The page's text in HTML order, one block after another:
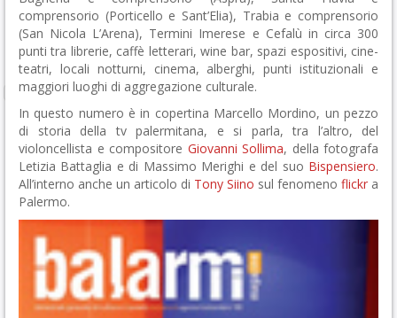
comprensorio (Porticello e Sant’Elia), Trabia e comprensorio
(San Nicola L’Arena), Termini Imerese e Cefalù in circa 300
punti tra librerie, caffè letterari, wine bar, spazi espositivi, cine-
teatri, locali notturni, cinema, alberghi, punti istituzionali e
maggiori luoghi di aggregazione culturale.
In questo numero è in copertina Marcello Mordino, un pezzo
di storia della tv palermitana, e si parla, tra l’altro, del
violoncellista e compositore Giovanni Sollima, della fotografa
Letizia Battaglia e di Massimo Merighi e del suo Bispensiero.
All’interno anche un articolo di Tony Siino sul fenomeno flickr a
Palermo.